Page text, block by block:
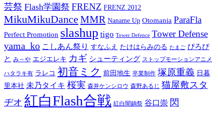
芸祭 Flash学園祭 FRENZ FRENZ 2012
MikuMikuDance MMR Naname Up Otomania ParaFla
Perfect Promotion slashup tigo Tower Defence Tower Defense
yama_ko こしあん祭り すなふえ たけはらみのる たまご ぴろぴ
と み～や エジエレキ カギ シューティング ストップモーションアニメ
ハタラキ有 ラレコ 初音ミク 前田地生 卒業制作 塚原重義 日暮
里本社 未乃タイキ 桜実 森井ケンシロウ 森野あるじ 猫屋敷スタ
ヂオ 紅白Flash合戦 紅白闇鍋祭 谷口崇 閃